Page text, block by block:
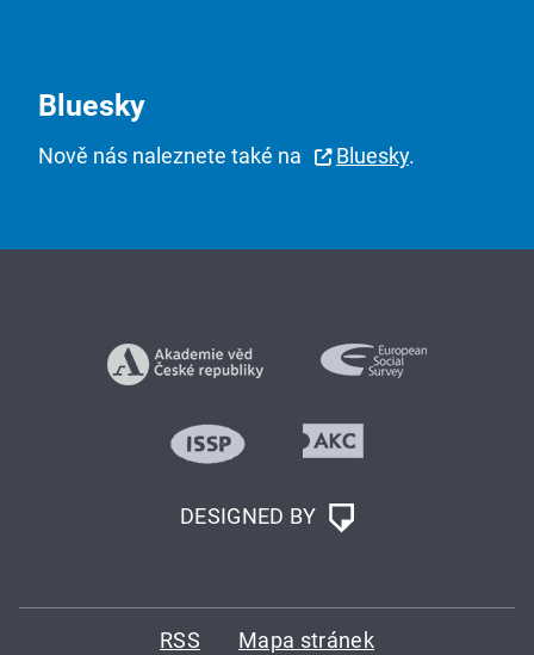
Bluesky
Nově nás naleznete také na Bluesky.
DESIGNED BY
RSS Mapa stránek